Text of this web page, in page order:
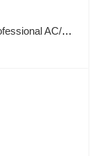
Сварочный аппарат Vitals Professional AC/DC-2000 TIG Alu Puls